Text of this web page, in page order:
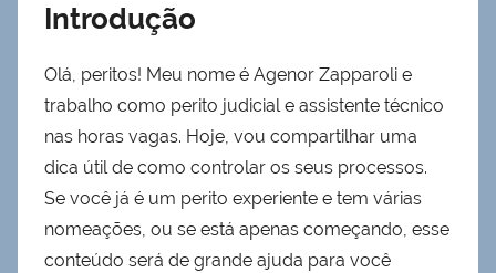
Introdução
Olá, peritos! Meu nome é Agenor Zapparoli e
trabalho como perito judicial e assistente técnico
nas horas vagas. Hoje, vou compartilhar uma
dica útil de como controlar os seus processos.
Se você já é um perito experiente e tem várias
nomeações, ou se está apenas começando, esse
conteúdo será de grande ajuda para você